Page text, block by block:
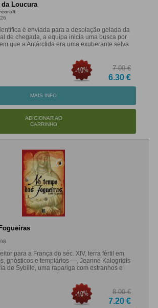
da Loucura
é enviada para a desolação gelada da
de chegada, a equipa inicia uma busca por
que a Antárctida era uma exuberante selva
7.00 €
6.30 €
MAIS INFO
ADICIONAR AO
CARRINHO
para a França do séc. XIV, terra fértil em
gnósticos e templários —, Jeanne Kalogridis
de Sybille, uma rapariga com estranhos e
8.00 €
7.20 €